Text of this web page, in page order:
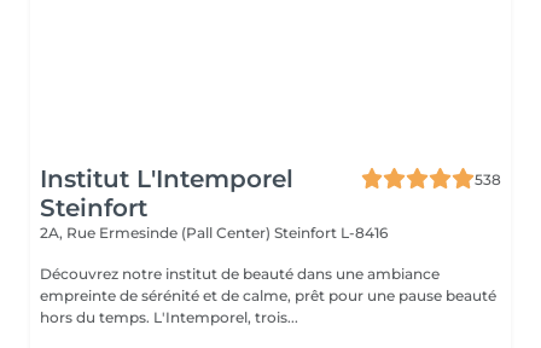
Institut L'Intemporel
Steinfort
538
2A, Rue Ermesinde (Pall Center) Steinfort L-8416
Découvrez notre institut de beauté dans une ambiance
empreinte de sérénité et de calme, prêt pour une pause beauté
hors du temps. L'Intemporel, trois...